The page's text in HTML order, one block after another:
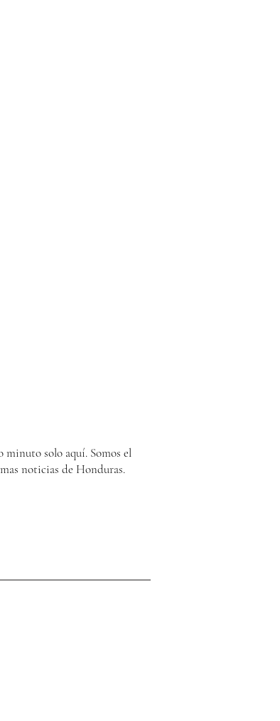
solo aquí. Somos el
noticias de Honduras.